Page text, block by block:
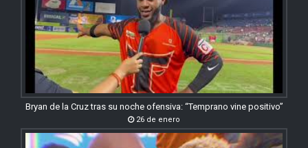
Bryan de la Cruz tras su noche ofensiva: “Temprano vine positivo”
26 de enero